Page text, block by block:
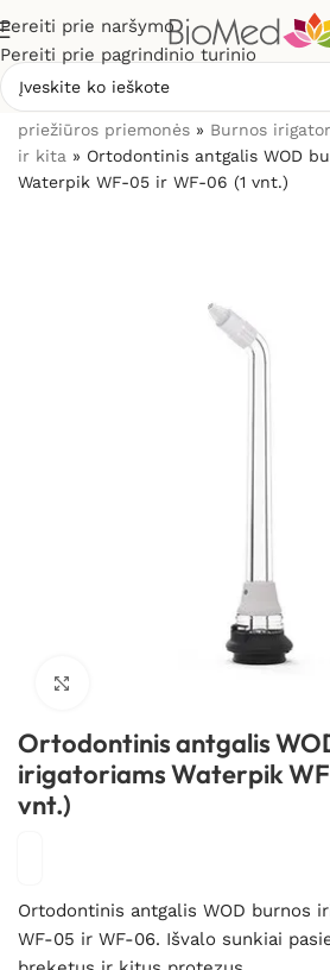
Pereiti prie naršymo
Pereiti prie pagrindinio turinio
priežiūros priemonės » Burnos
ir kita » Ortodontinis antgalis WOD
Waterpik WF-05 ir WF-06 (1 vnt.)
Ortodontinis antgalis
irigatoriams Waterpik
vnt.)
Ortodontinis antgalis WOD burnos
WF-05 ir WF-06. Išvalo sunkiai